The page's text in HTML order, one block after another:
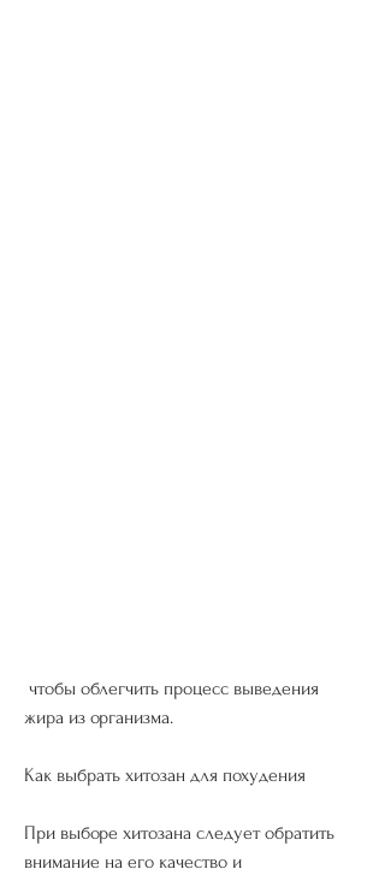
жира из организма.
Как выбрать хитозан для похудения
При выборе хитозана следует обратить
внимание на его качество и